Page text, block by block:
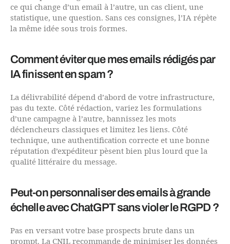
ce qui change d’un email à l’autre, un cas client, une
statistique, une question. Sans ces consignes, l’IA répète
la même idée sous trois formes.
Comment éviter que mes emails rédigés par
IA finissent en spam ?
La délivrabilité dépend d’abord de votre infrastructure,
pas du texte. Côté rédaction, variez les formulations
d’une campagne à l’autre, bannissez les mots
déclencheurs classiques et limitez les liens. Côté
technique, une authentification correcte et une bonne
réputation d’expéditeur pèsent bien plus lourd que la
qualité littéraire du message.
Peut-on personnaliser des emails à grande
échelle avec ChatGPT sans violer le RGPD ?
Pas en versant votre base prospects brute dans un
prompt. La CNIL recommande de minimiser les données